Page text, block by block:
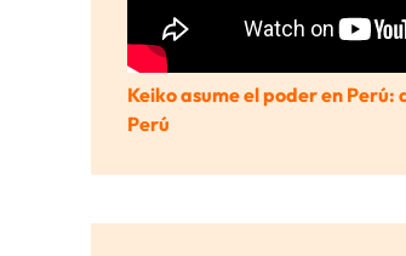
Keiko asume el poder en Perú:
Perú